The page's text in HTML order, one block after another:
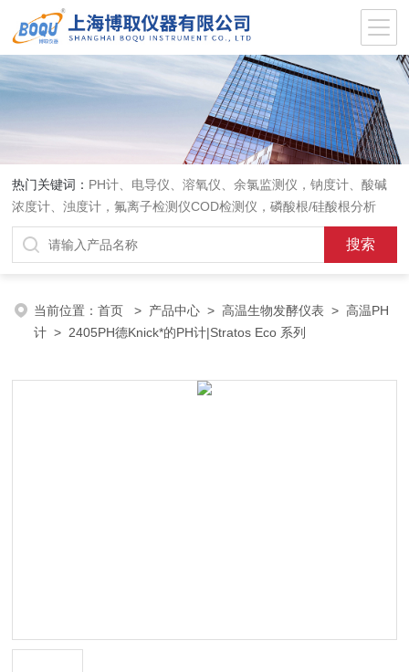
热门关键词： PH计、电导仪、溶氧仪、余氯监测仪，钠度计、酸碱
浓度计、浊度计，氟离子检测仪COD检测仪，磷酸根/硅酸根分析
仪，PH电极、溶氧电极、电导电极
当前位置：首页 > 产品中心 >高温生物发酵仪表 >高温PH
计 > 2405PH德Knick*的PH计|Stratos Eco 系列